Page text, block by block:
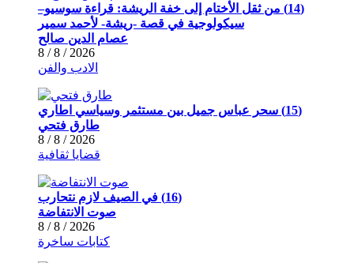
(14) من ثقل الأختام إلى خفة الريشة: قراءة سوسيو–
سيكولوجية في قصة -ريشة- لأحمد سمير
عصام الدين صالح
2026 / 8 / 8
الادب والفن
(15) سحر عباس جميل بين مستثمر وسياسي اطاري
طارق فتحي
2026 / 8 / 8
قضايا ثقافية
(16) في الصيف لازم نتحارب
صوت الانتفاضة
2026 / 8 / 8
كتابات ساخرة